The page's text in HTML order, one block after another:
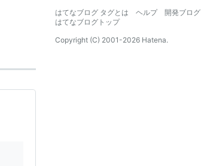
はてなブログ タグとは
ヘルプ
開発ブログ
はてなブログトップ
Copyright (C) 2001-2026 Hatena.